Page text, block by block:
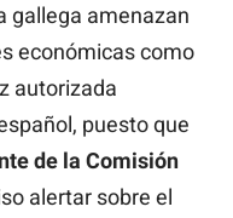
gallega amenazan
económicas como
autorizada
puesto que
de la Comisión
alertar sobre el